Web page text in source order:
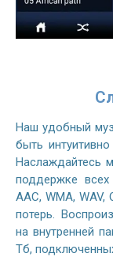
Наш удобный
быть
Наслаждайтесь
поддержке
AAC, WMA,
потерь.
на внутренней
Тб,